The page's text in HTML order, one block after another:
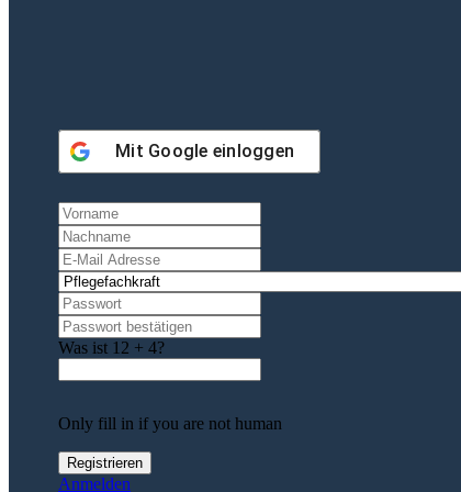
Mit Google einloggen
Was ist 12 + 4?
Only fill in if you are not human
Anmelden